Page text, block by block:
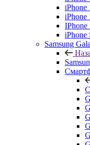
iPhone
iPhone
IPhone
iPhone
Samsung